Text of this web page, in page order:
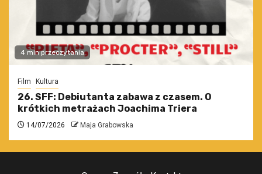
4 min przeczytania
Film Kultura
26. SFF: Debiutanta zabawa z czasem. O
krótkich metrażach Joachima Triera
14/07/2026 Maja Grabowska